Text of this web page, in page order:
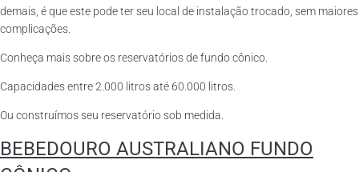
demais, é que este pode ter seu local de instalação trocado, sem maiores
complicações.
Conheça mais sobre os reservatórios de fundo cônico.
Capacidades entre 2.000 litros até 60.000 litros.
Ou construímos seu reservatório sob medida.
BEBEDOURO AUSTRALIANO FUNDO